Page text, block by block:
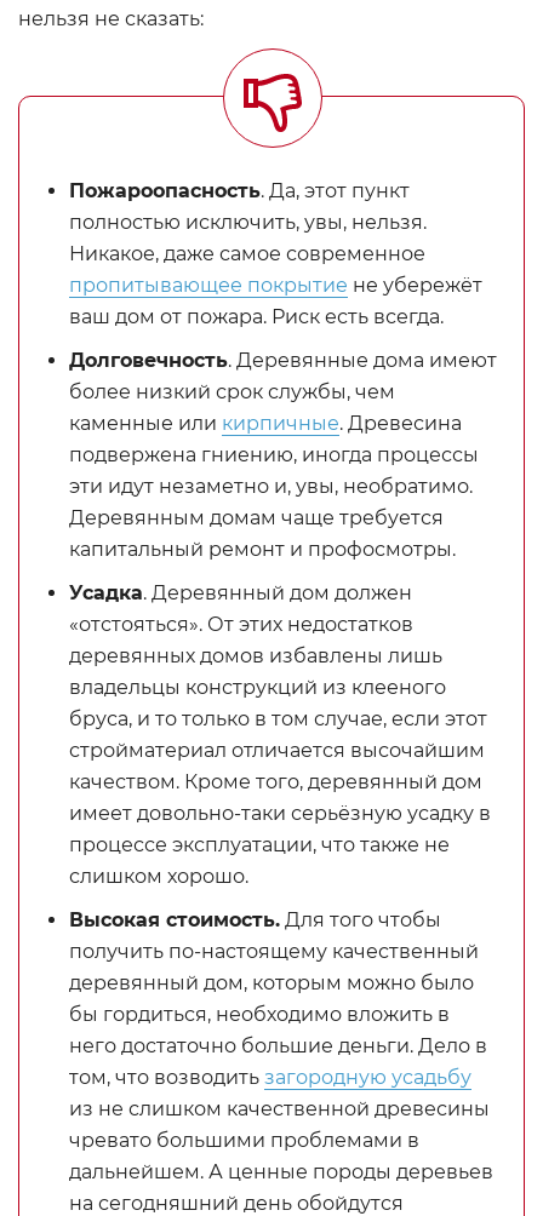
нельзя не сказать:
Пожароопасность. Да, этот пункт
полностью исключить, увы, нельзя.
Никакое, даже самое современное
пропитывающее покрытие не убережёт
ваш дом от пожара. Риск есть всегда.
Долговечность. Деревянные дома имеют
более низкий срок службы, чем
каменные или кирпичные. Древесина
подвержена гниению, иногда процессы
эти идут незаметно и, увы, необратимо.
Деревянным домам чаще требуется
капитальный ремонт и профосмотры.
Усадка. Деревянный дом должен
«отстояться». От этих недостатков
деревянных домов избавлены лишь
владельцы конструкций из клееного
бруса, и то только в том случае, если этот
стройматериал отличается высочайшим
качеством. Кроме того, деревянный дом
имеет довольно-таки серьёзную усадку в
процессе эксплуатации, что также не
слишком хорошо.
Высокая стоимость. Для того чтобы
получить по-настоящему качественный
деревянный дом, которым можно было
бы гордиться, необходимо вложить в
него достаточно большие деньги. Дело в
том, что возводить загородную усадьбу
из не слишком качественной древесины
чревато большими проблемами в
дальнейшем. А ценные породы деревьев
на сегодняшний день обойдутся